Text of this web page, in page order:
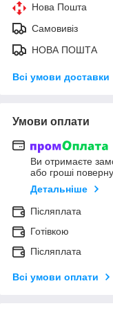
Нова Пошта
Самовивіз
НОВА ПОШТА
Всі умови доставки
Умови оплати
Ви отримаєте
або гроші
Детальніше
Післяплата
Готівкою
Післяплата
Всі умови оплати